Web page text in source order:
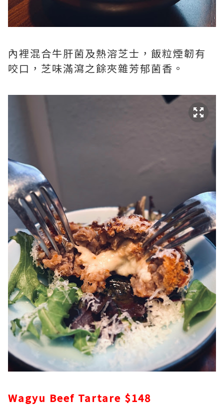
內裡混合牛肝菌及熱溶芝士，飯粒煙韌有
咬口，芝味滿瀉之餘夾雜芳郁菌香。
Wagyu Beef Tartare $148